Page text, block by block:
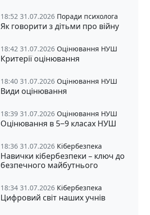
18:52 31.07.2026 Поради психолога
Як говорити з дітьми про війну
18:42 31.07.2026 Оцінювання НУШ
Критерії оцінювання
18:40 31.07.2026 Оцінювання НУШ
Види оцінювання
18:39 31.07.2026 Оцінювання НУШ
Оцінювання в 5‒9 класах НУШ
18:36 31.07.2026 Кібербезпека
Навички кібербезпеки – ключ до
безпечного майбутнього
18:34 31.07.2026 Кібербезпека
Цифровий світ наших учнів